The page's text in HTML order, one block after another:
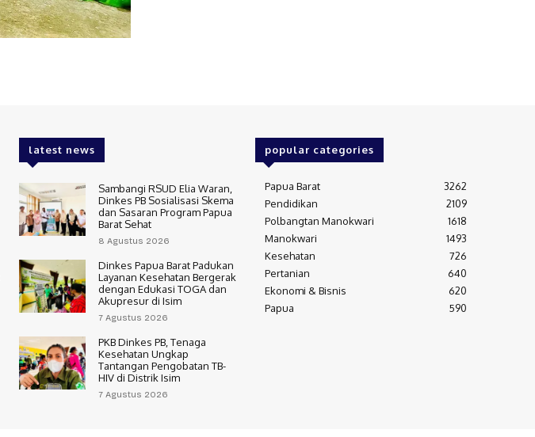
latest news
Sambangi RSUD Elia Waran,
Dinkes PB Sosialisasi Skema
dan Sasaran Program Papua
Barat Sehat
8 Agustus 2026
Dinkes Papua Barat Padukan
Layanan Kesehatan Bergerak
dengan Edukasi TOGA dan
Akupresur di Isim
7 Agustus 2026
PKB Dinkes PB, Tenaga
Kesehatan Ungkap
Tantangan Pengobatan TB-
HIV di Distrik Isim
7 Agustus 2026
popular categories
Papua Barat
3262
Pendidikan
2109
Polbangtan Manokwari
1618
Manokwari
1493
Kesehatan
726
Pertanian
640
Ekonomi & Bisnis
620
Papua
590